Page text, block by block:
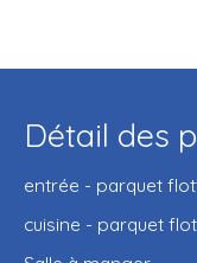
Détail des
entrée - parquet
cuisine - parquet